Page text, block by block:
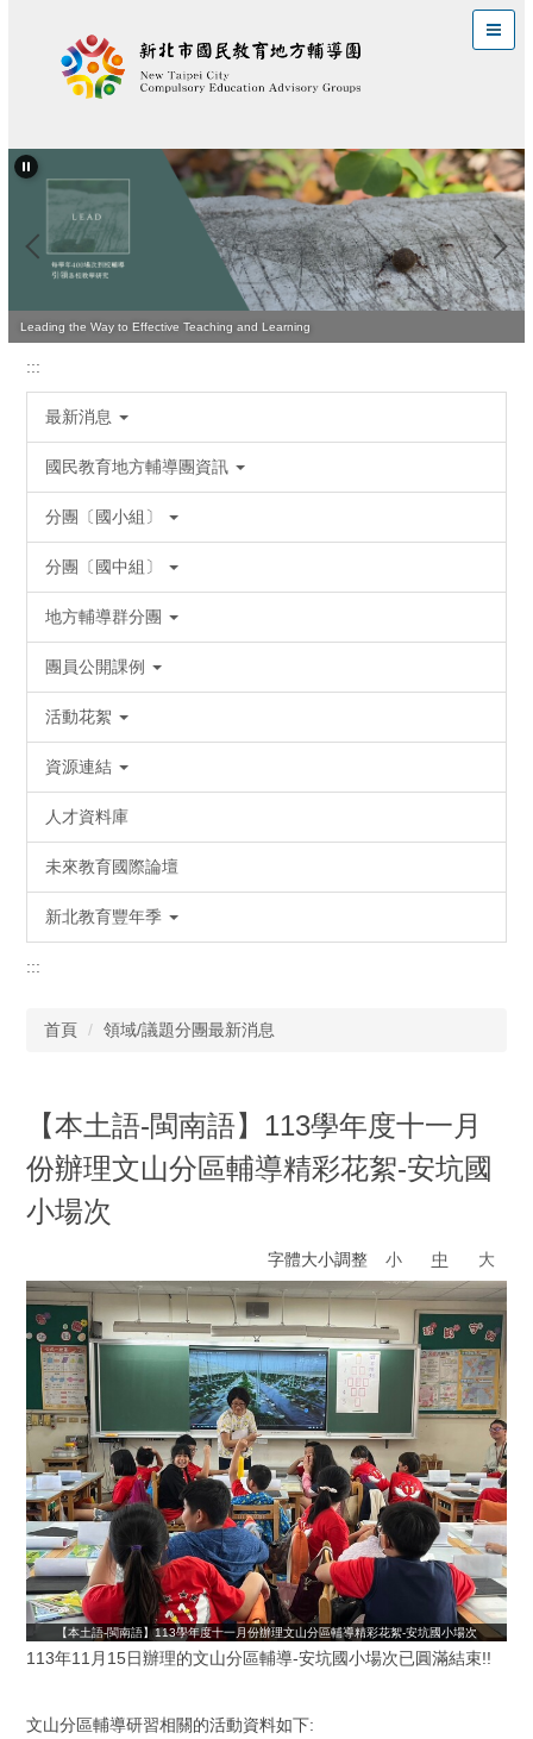
區
Leading the Way to Effective Teaching and Learning
:::
最新消息
國民教育地方輔導團資訊
分團〔國小組〕
分團〔國中組〕
地方輔導群分團
團員公開課例
活動花絮
資源連結
人才資料庫
未來教育國際論壇
新北教育豐年季
:::
首頁 領域/議題分團最新消息
【本土語-閩南語】113學年度十一月
份辦理文山分區輔導精彩花絮-安坑國
小場次
字體大小調整 小 中 大
【本土語-閩南語】113學年度十一月份辦理文山分區輔導精彩花絮-安坑國小場次
113年11月15日辦理的文山分區輔導-安坑國小場次已圓滿結束!!
文山分區輔導研習相關的活動資料如下: